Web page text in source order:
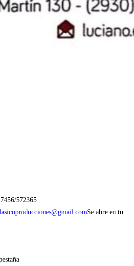
572365
Se abre en tu